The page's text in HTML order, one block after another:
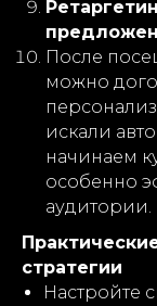
После
можно
искали
начинаем
особенно
аудитории.
стратегии
Настройте